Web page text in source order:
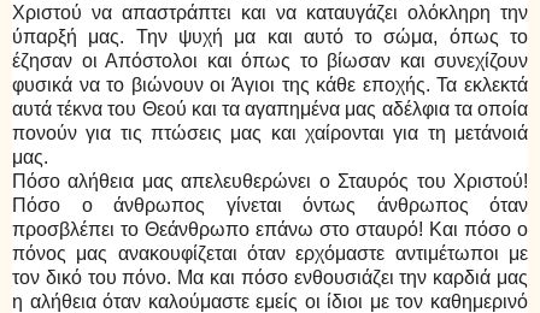
Χριστού να απαστράπτει και να καταυγάζει ολόκληρη την
ύπαρξή μας. Την ψυχή μα και αυτό το σώμα, όπως το
έζησαν οι Απόστολοι και όπως το βίωσαν και συνεχίζουν
φυσικά να το βιώνουν οι Άγιοι της κάθε εποχής. Τα εκλεκτά
αυτά τέκνα του Θεού και τα αγαπημένα μας αδέλφια τα οποία
πονούν για τις πτώσεις μας και χαίρονται για τη μετάνοιά
μας.
Πόσο αλήθεια μας απελευθερώνει ο Σταυρός του Χριστού!
Πόσο ο άνθρωπος γίνεται όντως άνθρωπος όταν
προσβλέπει το Θεάνθρωπο επάνω στο σταυρό! Και πόσο ο
πόνος μας ανακουφίζεται όταν ερχόμαστε αντιμέτωποι με
τον δικό του πόνο. Μα και πόσο ενθουσιάζει την καρδιά μας
η αλήθεια όταν καλούμαστε εμείς οι ίδιοι με τον καθημερινό